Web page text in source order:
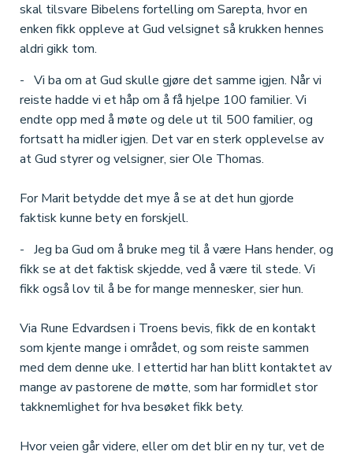
skal tilsvare Bibelens fortelling om Sarepta, hvor en
enken fikk oppleve at Gud velsignet så krukken hennes
aldri gikk tom.
- Vi ba om at Gud skulle gjøre det samme igjen. Når vi
reiste hadde vi et håp om å få hjelpe 100 familier. Vi
endte opp med å møte og dele ut til 500 familier, og
fortsatt ha midler igjen. Det var en sterk opplevelse av
at Gud styrer og velsigner, sier Ole Thomas.
For Marit betydde det mye å se at det hun gjorde
faktisk kunne bety en forskjell.
- Jeg ba Gud om å bruke meg til å være Hans hender, og
fikk se at det faktisk skjedde, ved å være til stede. Vi
fikk også lov til å be for mange mennesker, sier hun.
Via Rune Edvardsen i Troens bevis, fikk de en kontakt
som kjente mange i området, og som reiste sammen
med dem denne uke. I ettertid har han blitt kontaktet av
mange av pastorene de møtte, som har formidlet stor
takknemlighet for hva besøket fikk bety.
Hvor veien går videre, eller om det blir en ny tur, vet de